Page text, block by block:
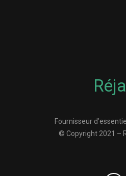
Fournisseur
© Copyright 2021 –